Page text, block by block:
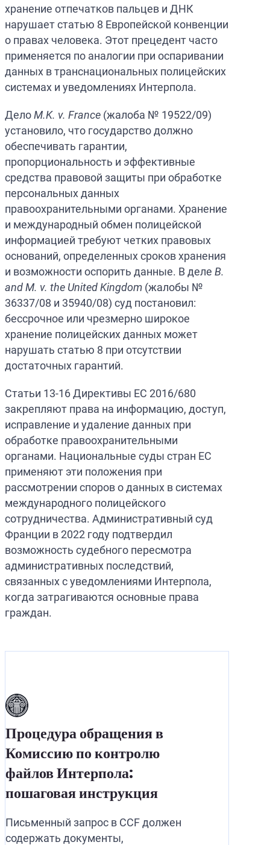
хранение отпечатков пальцев и ДНК
нарушает статью 8 Европейской конвенции
о правах человека. Этот прецедент часто
применяется по аналогии при оспаривании
данных в транснациональных полицейских
системах и уведомлениях Интерпола.
ДелоM.K. v. France (жалоба № 19522/09)
установило, что государство должно
обеспечивать гарантии,
пропорциональность и эффективные
средства правовой защиты при обработке
персональных данных
правоохранительными органами. Хранение
и международный обмен полицейской
информацией требуют четких правовых
оснований, определенных сроков хранения
и возможности оспорить данные. В деле B.
and M. v. the United Kingdom (жалобы №
36337/08 и 35940/08) суд постановил:
бессрочное или чрезмерно широкое
хранение полицейских данных может
нарушать статью 8 при отсутствии
достаточных гарантий.
Статьи 13-16 Директивы ЕС 2016/680
закрепляют права на информацию, доступ,
исправление и удаление данных при
обработке правоохранительными
органами. Национальные суды стран ЕС
применяют эти положения при
рассмотрении споров о данных в системах
международного полицейского
сотрудничества. Административный суд
Франции в 2022 году подтвердил
возможность судебного пересмотра
административных последствий,
связанных с уведомлениями Интерпола,
когда затрагиваются основные права
граждан.
Процедура обращения в
Комиссию по контролю
файлов Интерпола:
пошаговая инструкция
Письменный запрос в CCF должен
содержать документы,